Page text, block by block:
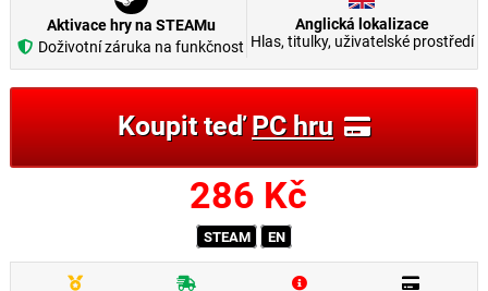
Aktivace hry na STEAMu
Doživotní záruka na funkčnost
Anglická lokalizace
Hlas, titulky, uživatelské prostředí
Koupit teďPC hru
286 Kč
STEAM EN